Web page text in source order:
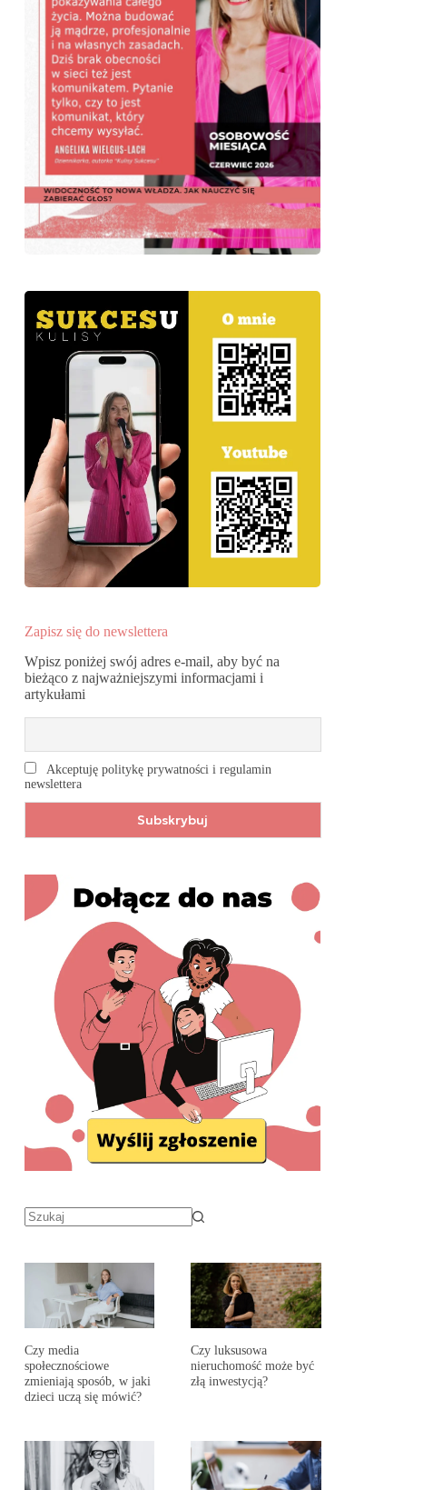
Zapisz się do newslettera
Wpisz poniżej swój adres e-mail, aby być na
bieżąco z najważniejszymi informacjami i
artykułami
Akceptuję politykę prywatności i regulamin
newslettera
Czy media
społecznościowe
zmieniają sposób, w jaki
dzieci uczą się mówić?
Czy luksusowa
nieruchomość może być
złą inwestycją?